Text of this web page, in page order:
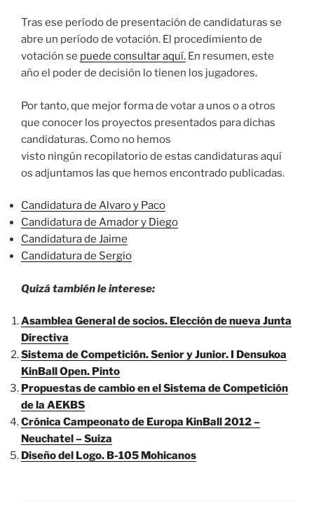
Tras ese período de presentación de candidaturas se
abre un período de votación. El procedimiento de
votación se puede consultar aquí. En resumen, este
año el poder de decisión lo tienen los jugadores.
Por tanto, que mejor forma de votar a unos o a otros
que conocer los proyectos presentados para dichas
candidaturas. Como no hemos
visto ningún recopilatorio de estas candidaturas aquí
os adjuntamos las que hemos encontrado publicadas.
Candidatura de Alvaro y Paco
Candidatura de Amador y Diego
Candidatura de Jaime
Candidatura de Sergio
Quizá también le interese:
Asamblea General de socios. Elección de nueva Junta
Directiva
Sistema de Competición. Senior y Junior. I Densukoa
KinBall Open. Pinto
Propuestas de cambio en el Sistema de Competición
de la AEKBS
Crónica Campeonato de Europa KinBall 2012 –
Neuchatel – Suiza
Diseño del Logo. B-105 Mohicanos